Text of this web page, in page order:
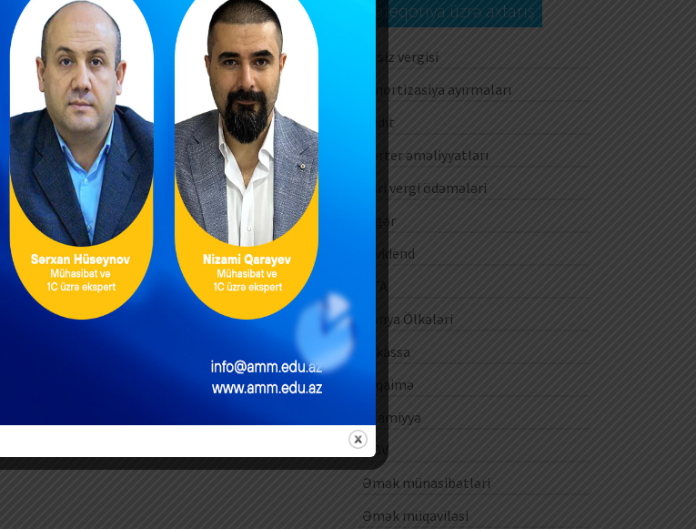
Kateqoriya üzrə axtarış
Aksiz vergisi
Amortizasiya ayırmaları
Audit
Barter əməliyyatları
Cari vergi ödəmələri
Digər
Dividend
Dünya Ölkələri
E-kassa
E-qaimə
Ezamiyyə
ƏDV
Əmək münasibətləri
Əmək müqaviləsi